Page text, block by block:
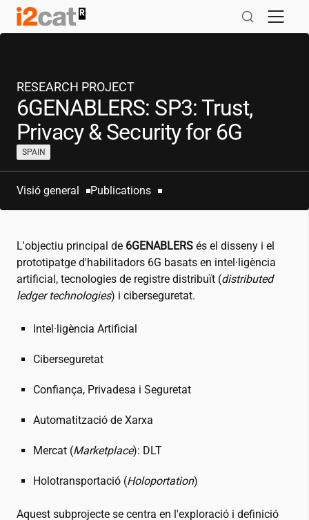
Salta
RESEARCH PROJECT
6GENABLERS: SP3: Trust,
Privacy & Security for 6G
SPAIN
Visió general Publications
L'objectiu principal de 6GENABLERS és el disseny i el
prototipatge d'habilitadors 6G basats en intel·ligència
artificial, tecnologies de registre distribuït (distributed
ledger technologies) i ciberseguretat.
Intel·ligència Artificial
Ciberseguretat
Confiança, Privadesa i Seguretat
Automatització de Xarxa
Mercat (Marketplace): DLT
Holotransportació (Holoportation)
Aquest subprojecte se centra en l'exploració i definició